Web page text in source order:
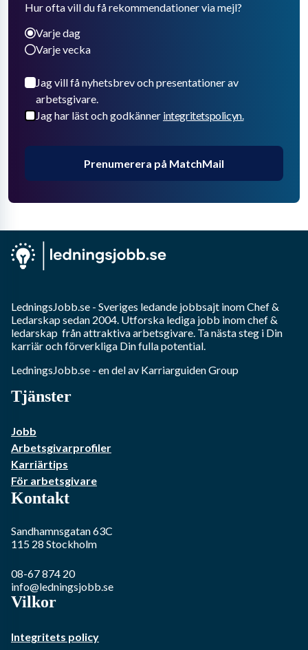
Hur ofta vill du få rekommendationer via mejl?
Varje dag
Varje vecka
Jag vill få nyhetsbrev och presentationer av
arbetsgivare.
Jag har läst och godkänner integritetspolicyn.
Prenumerera på MatchMail
LedningsJobb.se - Sveriges ledande jobbsajt inomChef &
Ledarskapsedan 2004. Utforska lediga jobb inomchef &
ledarskap från attraktiva arbetsgivare. Ta nästa steg i Din
karriär och förverkliga Din fulla potential.
LedningsJobb.se - en del av Karriarguiden Group
Tjänster
Jobb
Arbetsgivarprofiler
Karriärtips
För arbetsgivare
Kontakt
Sandhamnsgatan 63C
115 28 Stockholm
08-67 874 20
info@ledningsjobb.se
Vilkor
Integritets policy